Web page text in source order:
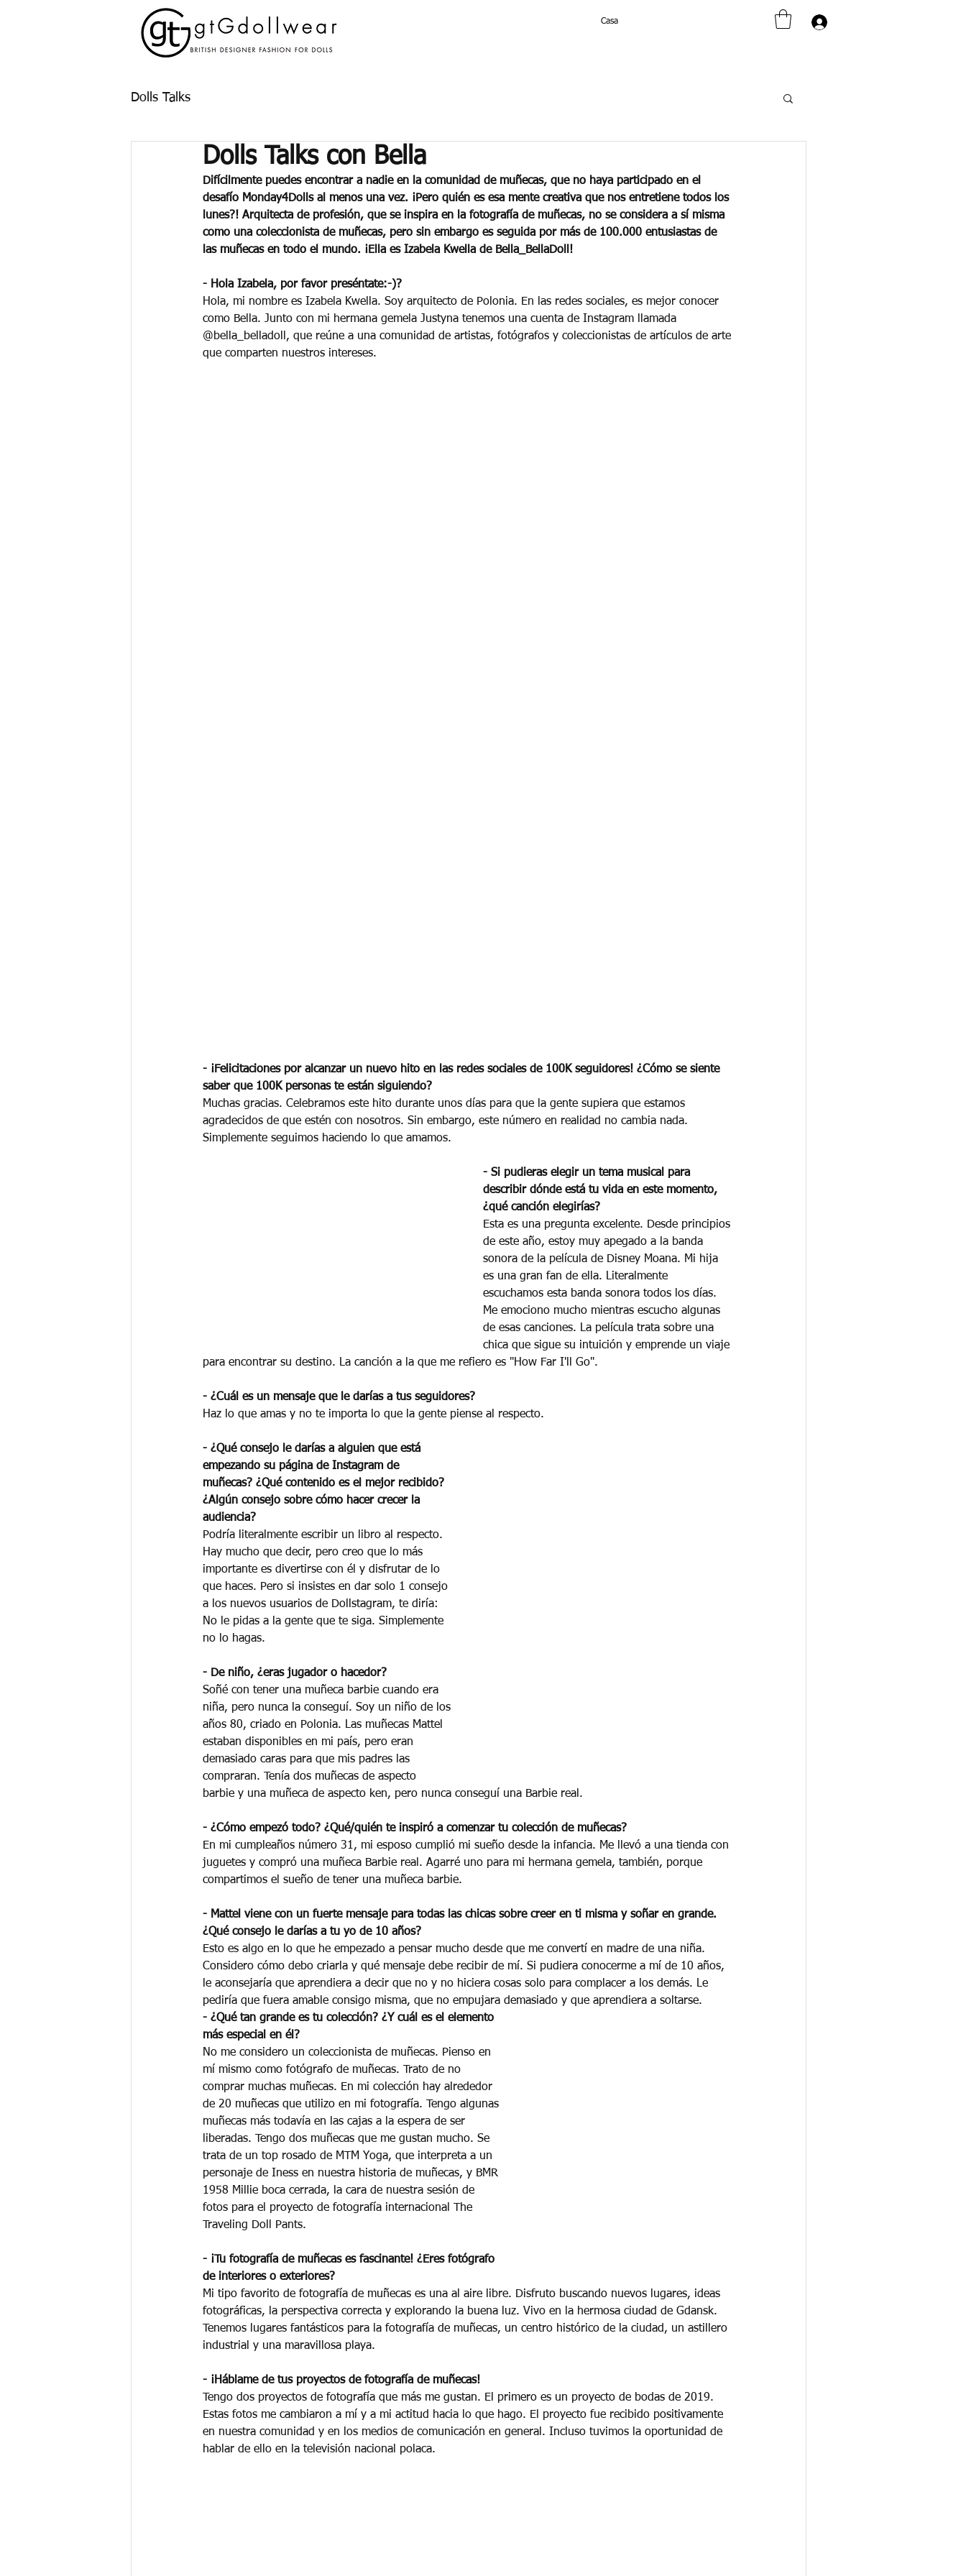
Casa
Dolls Talks
Dolls Talks con Bella
Difícilmente puedes encontrar a nadie en la comunidad de muñecas, que no haya participado en el
desafío Monday4Dolls al menos una vez. ¡Pero quién es esa mente creativa que nos entretiene todos los
lunes?! Arquitecta de profesión, que se inspira en la fotografía de muñecas, no se considera a sí misma
como una coleccionista de muñecas, pero sin embargo es seguida por más de 100.000 entusiastas de
las muñecas en todo el mundo. ¡Ella es Izabela Kwella de Bella_BellaDoll!
- Hola Izabela, por favor preséntate:-)?
Hola, mi nombre es Izabela Kwella. Soy arquitecto de Polonia. En las redes sociales, es mejor conocer
como Bella. Junto con mi hermana gemela Justyna tenemos una cuenta de Instagram llamada
@bella_belladoll, que reúne a una comunidad de artistas, fotógrafos y coleccionistas de artículos de arte
que comparten nuestros intereses.
- ¡Felicitaciones por alcanzar un nuevo hito en las redes sociales de 100K seguidores! ¿Cómo se siente
saber que 100K personas te están siguiendo?
Muchas gracias. Celebramos este hito durante unos días para que la gente supiera que estamos
agradecidos de que estén con nosotros. Sin embargo, este número en realidad no cambia nada.
Simplemente seguimos haciendo lo que amamos.
- Si pudieras elegir un tema musical para
describir dónde está tu vida en este momento,
¿qué canción elegirías?
Esta es una pregunta excelente. Desde principios
de este año, estoy muy apegado a la banda
sonora de la película de Disney Moana. Mi hija
es una gran fan de ella. Literalmente
escuchamos esta banda sonora todos los días.
Me emociono mucho mientras escucho algunas
de esas canciones. La película trata sobre una
chica que sigue su intuición y emprende un viaje
para encontrar su destino. La canción a la que me refiero es "How Far I'll Go".
- ¿Cuál es un mensaje que le darías a tus seguidores?
Haz lo que amas y no te importa lo que la gente piense al respecto.
- ¿Qué consejo le darías a alguien que está
empezando su página de Instagram de
muñecas? ¿Qué contenido es el mejor recibido?
¿Algún consejo sobre cómo hacer crecer la
audiencia?
Podría literalmente escribir un libro al respecto.
Hay mucho que decir, pero creo que lo más
importante es divertirse con él y disfrutar de lo
que haces. Pero si insistes en dar solo 1 consejo
a los nuevos usuarios de Dollstagram, te diría:
No le pidas a la gente que te siga. Simplemente
no lo hagas.
- De niño, ¿eras jugador o hacedor?
Soñé con tener una muñeca barbie cuando era
niña, pero nunca la conseguí. Soy un niño de los
años 80, criado en Polonia. Las muñecas Mattel
estaban disponibles en mi país, pero eran
demasiado caras para que mis padres las
compraran. Tenía dos muñecas de aspecto
barbie y una muñeca de aspecto ken, pero nunca conseguí una Barbie real.
- ¿Cómo empezó todo? ¿Qué/quién te inspiró a comenzar tu colección de muñecas?
En mi cumpleaños número 31, mi esposo cumplió mi sueño desde la infancia. Me llevó a una tienda con
juguetes y compró una muñeca Barbie real. Agarré uno para mi hermana gemela, también, porque
compartimos el sueño de tener una muñeca barbie.
- Mattel viene con un fuerte mensaje para todas las chicas sobre creer en ti misma y soñar en grande.
¿Qué consejo le darías a tu yo de 10 años?
Esto es algo en lo que he empezado a pensar mucho desde que me convertí en madre de una niña.
Considero cómo debo criarla y qué mensaje debe recibir de mí. Si pudiera conocerme a mí de 10 años,
le aconsejaría que aprendiera a decir que no y no hiciera cosas solo para complacer a los demás. Le
pediría que fuera amable consigo misma, que no empujara demasiado y que aprendiera a soltarse.
- ¿Qué tan grande es tu colección? ¿Y cuál es el elemento
más especial en él?
No me considero un coleccionista de muñecas. Pienso en
mí mismo como fotógrafo de muñecas. Trato de no
comprar muchas muñecas. En mi colección hay alrededor
de 20 muñecas que utilizo en mi fotografía. Tengo algunas
muñecas más todavía en las cajas a la espera de ser
liberadas. Tengo dos muñecas que me gustan mucho. Se
trata de un top rosado de MTM Yoga, que interpreta a un
personaje de Iness en nuestra historia de muñecas, y BMR
1958 Millie boca cerrada, la cara de nuestra sesión de
fotos para el proyecto de fotografía internacional The
Traveling Doll Pants.
- ¡Tu fotografía de muñecas es fascinante! ¿Eres fotógrafo
de interiores o exteriores?
Mi tipo favorito de fotografía de muñecas es una al aire libre. Disfruto buscando nuevos lugares, ideas
fotográficas, la perspectiva correcta y explorando la buena luz. Vivo en la hermosa ciudad de Gdansk.
Tenemos lugares fantásticos para la fotografía de muñecas, un centro histórico de la ciudad, un astillero
industrial y una maravillosa playa.
- ¡Háblame de tus proyectos de fotografía de muñecas!
Tengo dos proyectos de fotografía que más me gustan. El primero es un proyecto de bodas de 2019.
Estas fotos me cambiaron a mí y a mi actitud hacia lo que hago. El proyecto fue recibido positivamente
en nuestra comunidad y en los medios de comunicación en general. Incluso tuvimos la oportunidad de
hablar de ello en la televisión nacional polaca.